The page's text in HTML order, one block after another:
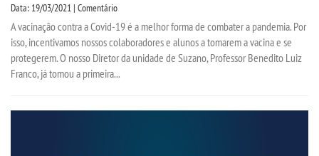
Data: 19/03/2021 | Comentário
A vacinação contra a Covid-19 é a melhor forma de combater a pandemia. Por
isso, incentivamos nossos colaboradores e alunos a tomarem a vacina e se
protegerem. O nosso Diretor da unidade de Suzano, Professor Benedito Luiz
Franco, já tomou a primeira...